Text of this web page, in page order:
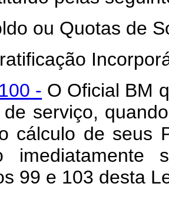
ou Quotas de
- O Oficial BM
de serviço,
cálculo de seus
99 e 103 desta